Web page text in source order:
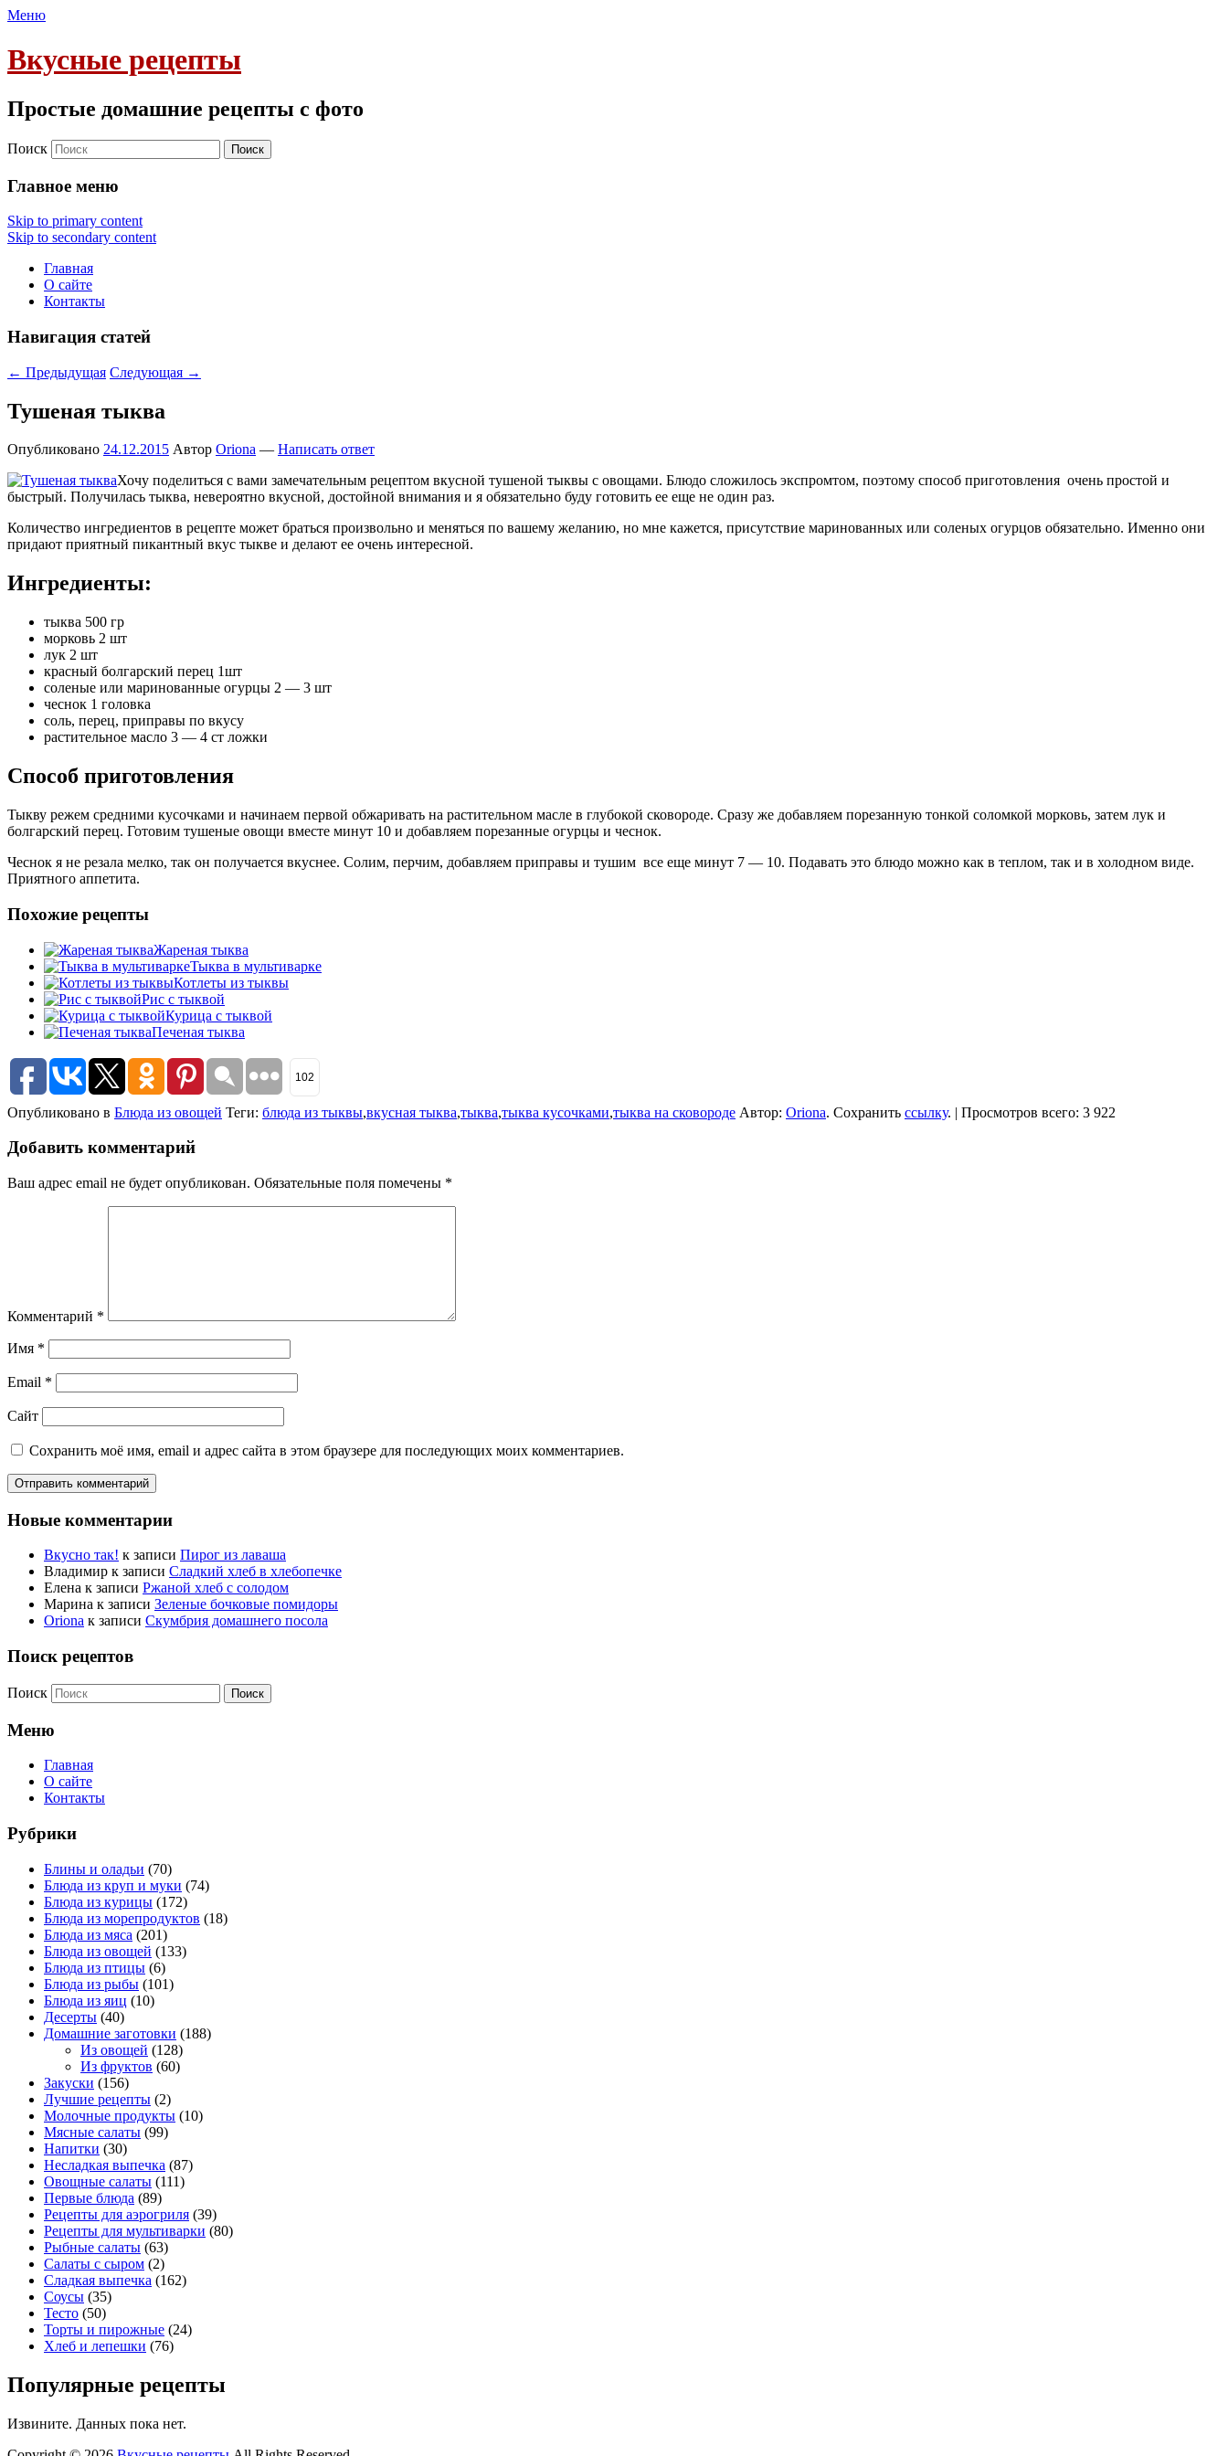
Меню
Вкусные рецепты
Простые домашние рецепты с фото
Поиск
Главное меню
Skip to primary content
Skip to secondary content
Главная
О сайте
Контакты
Навигация статей
← Предыдущая Следующая →
Тушеная тыква
Опубликовано 24.12.2015 Автор Oriona — Написать ответ
Хочу поделиться с вами замечательным рецептом вкусной тушеной тыквы с овощами. Блюдо сложилось экспромтом, поэтому способ приготовления очень простой и
быстрый. Получилась тыква, невероятно вкусной, достойной внимания и я обязательно буду готовить ее еще не один раз.
Количество ингредиентов в рецепте может браться произвольно и меняться по вашему желанию, но мне кажется, присутствие маринованных или соленых огурцов обязательно. Именно они
придают приятный пикантный вкус тыкве и делают ее очень интересной.
Ингредиенты:
тыква 500 гр
морковь 2 шт
лук 2 шт
красный болгарский перец 1шт
соленые или маринованные огурцы 2 — 3 шт
чеснок 1 головка
соль, перец, приправы по вкусу
растительное масло 3 — 4 ст ложки
Способ приготовления
Тыкву режем средними кусочками и начинаем первой обжаривать на растительном масле в глубокой сковороде. Сразу же добавляем порезанную тонкой соломкой морковь, затем лук и
болгарский перец. Готовим тушеные овощи вместе минут 10 и добавляем порезанные огурцы и чеснок.
Чеснок я не резала мелко, так он получается вкуснее. Солим, перчим, добавляем приправы и тушим все еще минут 7 — 10. Подавать это блюдо можно как в теплом, так и в холодном виде.
Приятного аппетита.
Похожие рецепты
Жареная тыква
Тыква в мультиварке
Котлеты из тыквы
Рис с тыквой
Курица с тыквой
Печеная тыква
102
Опубликовано в Блюда из овощей Теги: блюда из тыквы,вкусная тыква,тыква,тыква кусочками,тыква на сковороде Автор: Oriona. Сохранить ссылку. | Просмотров всего: 3 922
Добавить комментарий
Ваш адрес email не будет опубликован. Обязательные поля помечены *
Комментарий *
Имя *
Email *
Сайт
Сохранить моё имя, email и адрес сайта в этом браузере для последующих моих комментариев.
Новые комментарии
Вкусно так! к записи Пирог из лаваша
Владимир к записи Сладкий хлеб в хлебопечке
Елена к записи Ржаной хлеб с солодом
Марина к записи Зеленые бочковые помидоры
Oriona к записи Скумбрия домашнего посола
Поиск рецептов
Поиск
Меню
Главная
О сайте
Контакты
Рубрики
Блины и оладьи (70)
Блюда из круп и муки (74)
Блюда из курицы (172)
Блюда из морепродуктов (18)
Блюда из мяса (201)
Блюда из овощей (133)
Блюда из птицы (6)
Блюда из рыбы (101)
Блюда из яиц (10)
Десерты (40)
Домашние заготовки (188)
Из овощей (128)
Из фруктов (60)
Закуски (156)
Лучшие рецепты (2)
Молочные продукты (10)
Мясные салаты (99)
Напитки (30)
Несладкая выпечка (87)
Овощные салаты (111)
Первые блюда (89)
Рецепты для аэрогриля (39)
Рецепты для мультиварки (80)
Рыбные салаты (63)
Салаты с сыром (2)
Сладкая выпечка (162)
Соусы (35)
Тесто (50)
Торты и пирожные (24)
Хлеб и лепешки (76)
Популярные рецепты
Извините. Данных пока нет.